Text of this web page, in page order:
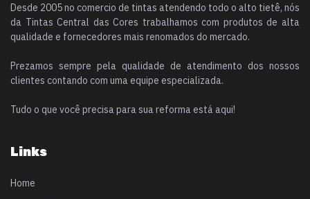
Desde 2005 no comercio de tintas atendendo todo o alto tietê, nós
da Tintas Central das Cores trabalhamos com produtos de alta
qualidade e fornecedores mais renomados do mercado.
Prezamos sempre pela qualidade de atendimento dos nossos
clientes contando com uma equipe especializada.
Tudo o que você precisa para sua reforma está aqui!
Links
Home